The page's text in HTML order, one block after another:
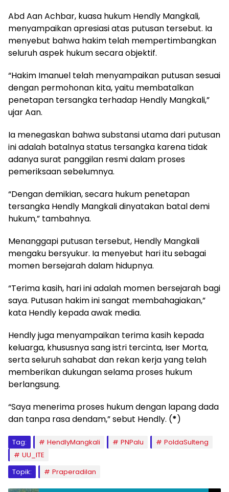
Abd Aan Achbar, kuasa hukum Hendly Mangkali,
menyampaikan apresiasi atas putusan tersebut. Ia
menyebut bahwa hakim telah mempertimbangkan
seluruh aspek hukum secara objektif.
“Hakim Imanuel telah menyampaikan putusan sesuai
dengan permohonan kita, yaitu membatalkan
penetapan tersangka terhadap Hendly Mangkali,”
ujar Aan.
Ia menegaskan bahwa substansi utama dari putusan
ini adalah batalnya status tersangka karena tidak
adanya surat panggilan resmi dalam proses
pemeriksaan sebelumnya.
“Dengan demikian, secara hukum penetapan
tersangka Hendly Mangkali dinyatakan batal demi
hukum,” tambahnya.
Menanggapi putusan tersebut, Hendly Mangkali
mengaku bersyukur. Ia menyebut hari itu sebagai
momen bersejarah dalam hidupnya.
“Terima kasih, hari ini adalah momen bersejarah bagi
saya. Putusan hakim ini sangat membahagiakan,”
kata Hendly kepada awak media.
Hendly juga menyampaikan terima kasih kepada
keluarga, khususnya sang istri tercinta, Iser Morta,
serta seluruh sahabat dan rekan kerja yang telah
memberikan dukungan selama proses hukum
berlangsung.
“Saya menerima proses hukum dengan lapang dada
dan tanpa rasa dendam,” sebut Hendly. (*)
Tag: HendlyMangkali PNPalu
PoldaSulteng
UU_ITE
Topik:
Praperadilan